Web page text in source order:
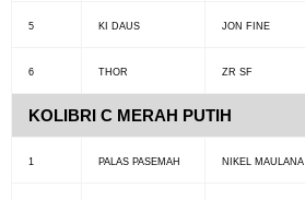
5 KI DAUS JON FINE
6 THOR ZR SF
KOLIBRI C MERAH PUTIH
1 PALAS PASEMAH NIKEL MAULANA